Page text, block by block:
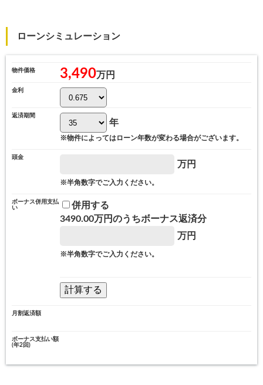
ローンシミュレーション
物件価格 3,490万円
金利
返済期間
年
※物件によってはローン年数が変わる場合がございます。
頭金
万円
※半角数字でご入力ください。
ボーナス併用支払
い
併用する
3490.00万円のうちボーナス返済分
万円
※半角数字でご入力ください。
月割返済額
ボーナス支払い額
(年2回)